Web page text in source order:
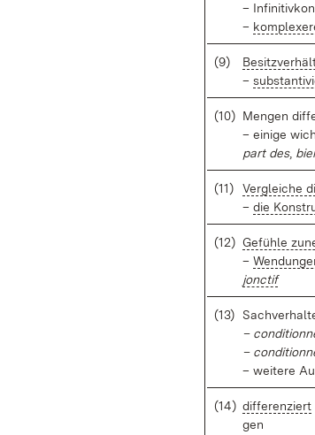
–
–
(9)
–
(10) Men­gen
– ei­ni­ge
part des,
(11)
Ver­glei­che
– die
(12) Ge­füh­le
–
jonc­tif
(13)
–
–
– wei­te­re
(14) dif­fe­ren­ziert
gen